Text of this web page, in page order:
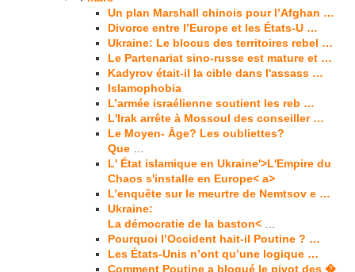
Un plan Marshall chinois pour l’Afghan …
Divorce entre l’Europe et les États-U …
Ukraine: Le blocus des territoires rebel …
Le Partenariat sino-russe est mature et …
Kadyrov était-il la cible dans l'assass …
Islamophobia
L’armée israélienne soutient les reb …
L'Irak arrête à Mossoul des conseiller …
Le Moyen- Âge? Les oubliettes?
Que
L' État islamique en Ukraine'>L'Empire du
Chaos s'installe en Europe< a>
L’enquête sur le meurtre de Nemtsov e …
Ukraine:
La démocratie de la baston<
Pourquoi l’Occident hait-il Poutine ? …
Les États-Unis n’ont qu’une logique …
Comment Poutine a bloqué le pivot des �